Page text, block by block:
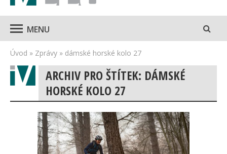
MENU
Úvod » Zprávy » dámské horské kolo 27
ARCHIV PRO ŠTÍTEK: DÁMSKÉ
HORSKÉ KOLO 27